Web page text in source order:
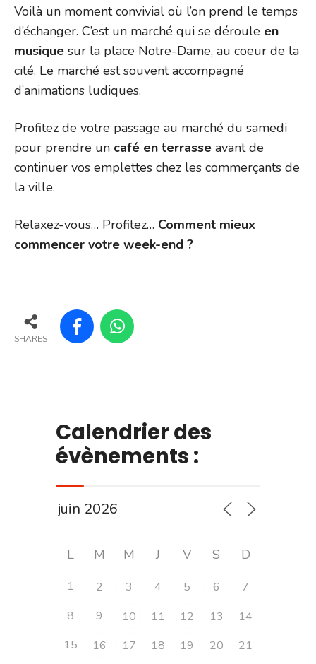
Voilà un moment convivial où l’on prend le temps
d’échanger. C’est un marché qui se déroule en
musique sur la place Notre-Dame, au coeur de la
cité. Le marché est souvent accompagné
d’animations ludiques.
Profitez de votre passage au marché du samedi
pour prendre un café en terrasse avant de
continuer vos emplettes chez les commerçants de
la ville.
Relaxez-vous… Profitez… Comment mieux
commencer votre week-end ?
SHARES
Calendrier des
évènements :
L M M J V S D
1 2 3 4 5 6
7
8
9 10 11 12 13
14
15
16 17 18 19 20
21